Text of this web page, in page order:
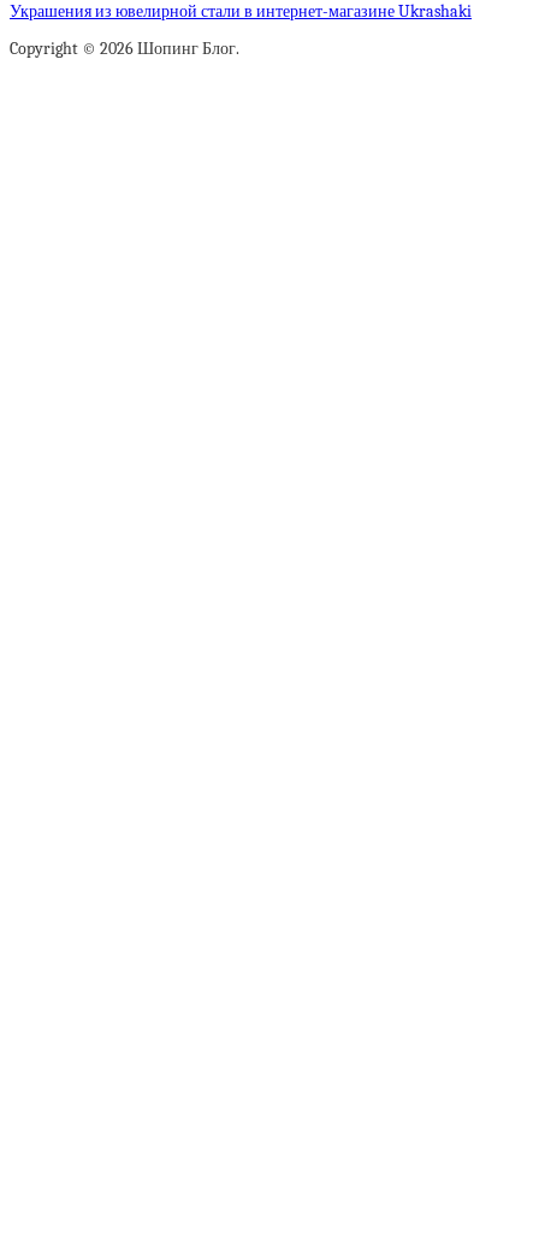
Украшения из ювелирной стали в интернет-магазине Ukrashaki
Copyright © 2026 Шопинг Блог.